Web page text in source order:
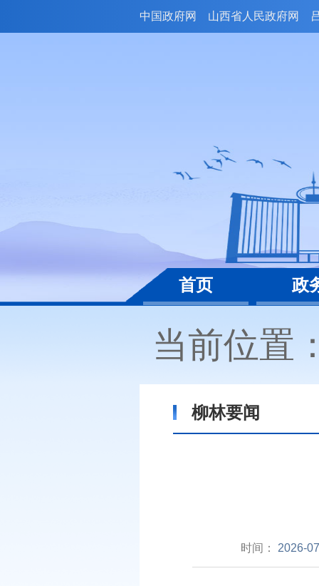
中国政府网 山西省人民政府网
首页 政
当前位置
柳林要闻
时间： 2026-